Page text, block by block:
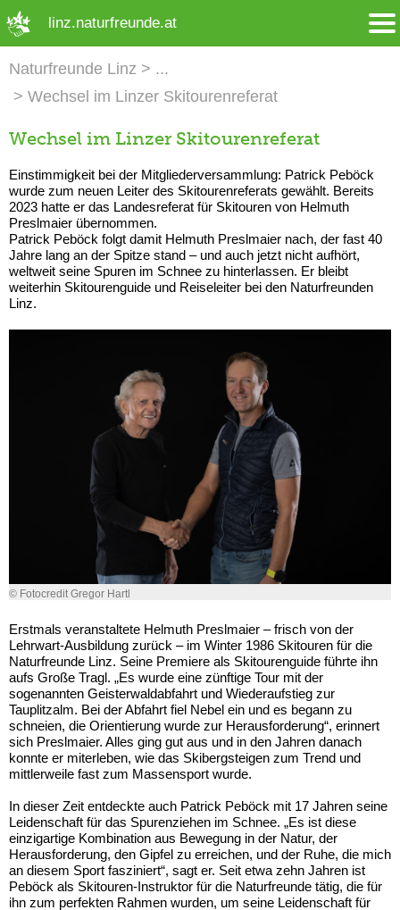
linz.naturfreunde.at
Naturfreunde Linz
Wechsel im Linzer Skitourenreferat
Wechsel im Linzer Skitourenreferat
Einstimmigkeit bei der Mitgliederversammlung: Patrick Peböck
wurde zum neuen Leiter des Skitourenreferats gewählt. Bereits
2023 hatte er das Landesreferat für Skitouren von Helmuth
Preslmaier übernommen.
Patrick Peböck folgt damit Helmuth Preslmaier nach, der fast 40
Jahre lang an der Spitze stand – und auch jetzt nicht aufhört,
weltweit seine Spuren im Schnee zu hinterlassen. Er bleibt
weiterhin Skitourenguide und Reiseleiter bei den Naturfreunden
Linz.
© Fotocredit Gregor Hartl
Erstmals veranstaltete Helmuth Preslmaier – frisch von der
Lehrwart-Ausbildung zurück – im Winter 1986 Skitouren für die
Naturfreunde Linz. Seine Premiere als Skitourenguide führte ihn
aufs Große Tragl. „Es wurde eine zünftige Tour mit der
sogenannten Geisterwaldabfahrt und Wiederaufstieg zur
Tauplitzalm. Bei der Abfahrt fiel Nebel ein und es begann zu
schneien, die Orientierung wurde zur Herausforderung“, erinnert
sich Preslmaier. Alles ging gut aus und in den Jahren danach
konnte er miterleben, wie das Skibergsteigen zum Trend und
mittlerweile fast zum Massensport wurde.
In dieser Zeit entdeckte auch Patrick Peböck mit 17 Jahren seine
Leidenschaft für das Spurenziehen im Schnee. „Es ist diese
einzigartige Kombination aus Bewegung in der Natur, der
Herausforderung, den Gipfel zu erreichen, und der Ruhe, die mich
an diesem Sport fasziniert“, sagt er. Seit etwa zehn Jahren ist
Peböck als Skitouren-Instruktor für die Naturfreunde tätig, die für
ihn zum perfekten Rahmen wurden, um seine Leidenschaft für